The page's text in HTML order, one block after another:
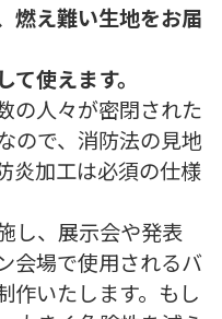
燃え難い生地をお届
使えます。
の人々が密閉された
ので、消防法の見地
炎加工は必須の仕様
し、展示会や発表
会場で使用されるバ
作いたします。もし